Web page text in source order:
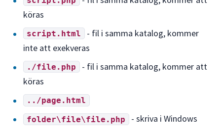
köras
script.html
- fil i samma katalog, kommer
inte att exekveras
./file.php
- fil i samma katalog, kommer att
köras
../page.html
folder\file\file.php - skriva i Windows